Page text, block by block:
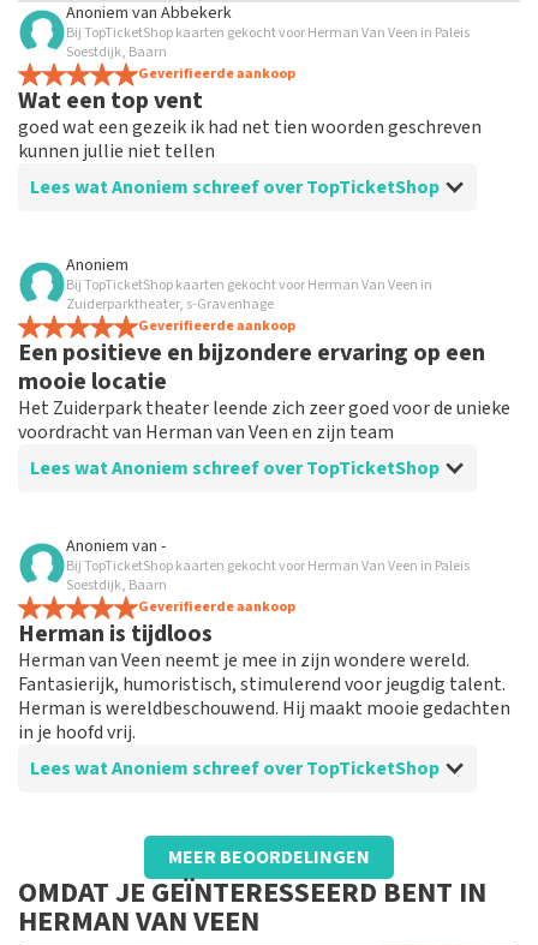
Anoniem van Abbekerk
Bij TopTicketShop kaarten gekocht voor Herman Van Veen in Paleis
Soestdijk, Baarn
Geverifieerde aankoop
Wat een top vent
goed wat een gezeik ik had net tien woorden geschreven
kunnen jullie niet tellen
Lees wat Anoniem schreef over TopTicketShop
Beoordeling van Anoniem over
Goed
goed goed goed ,ja daarom doe ik hier nooit aan mee
dit was dan ook de laatste keer.
Anoniem
Bij TopTicketShop kaarten gekocht voor Herman Van Veen in
Zuiderparktheater, s-Gravenhage
Geverifieerde aankoop
Een positieve en bijzondere ervaring op een
mooie locatie
Het Zuiderpark theater leende zich zeer goed voor de unieke
voordracht van Herman van Veen en zijn team
Lees wat Anoniem schreef over TopTicketShop
Beoordeling van Anoniem over
Prima
Makkelijk te bestellen en geen gedoe met tickets.
Gewoon op je telefoon
Anoniem van -
Bij TopTicketShop kaarten gekocht voor Herman Van Veen in Paleis
Soestdijk, Baarn
Geverifieerde aankoop
Herman is tijdloos
Herman van Veen neemt je mee in zijn wondere wereld.
Fantasierijk, humoristisch, stimulerend voor jeugdig talent.
Herman is wereldbeschouwend. Hij maakt mooie gedachten
in je hoofd vrij.
Lees wat Anoniem schreef over TopTicketShop
Beoordeling van Anoniem overTopTicketShop
Herman van Veen tijdloos artiest
Service is prima, het kost wat, maar je hebt ook wat
MEER BEOORDELINGEN
OMDAT JE GEÏNTERESSEERD BENT IN
HERMAN VAN VEEN